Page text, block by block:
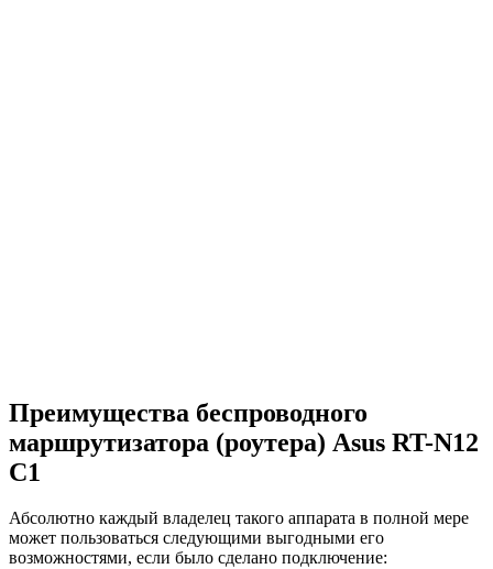
Преимущества беспроводного
маршрутизатора (роутера) Asus RT-N12
C1
Абсолютно каждый владелец такого аппарата в полной мере
может пользоваться следующими выгодными его
возможностями, если было сделано подключение: